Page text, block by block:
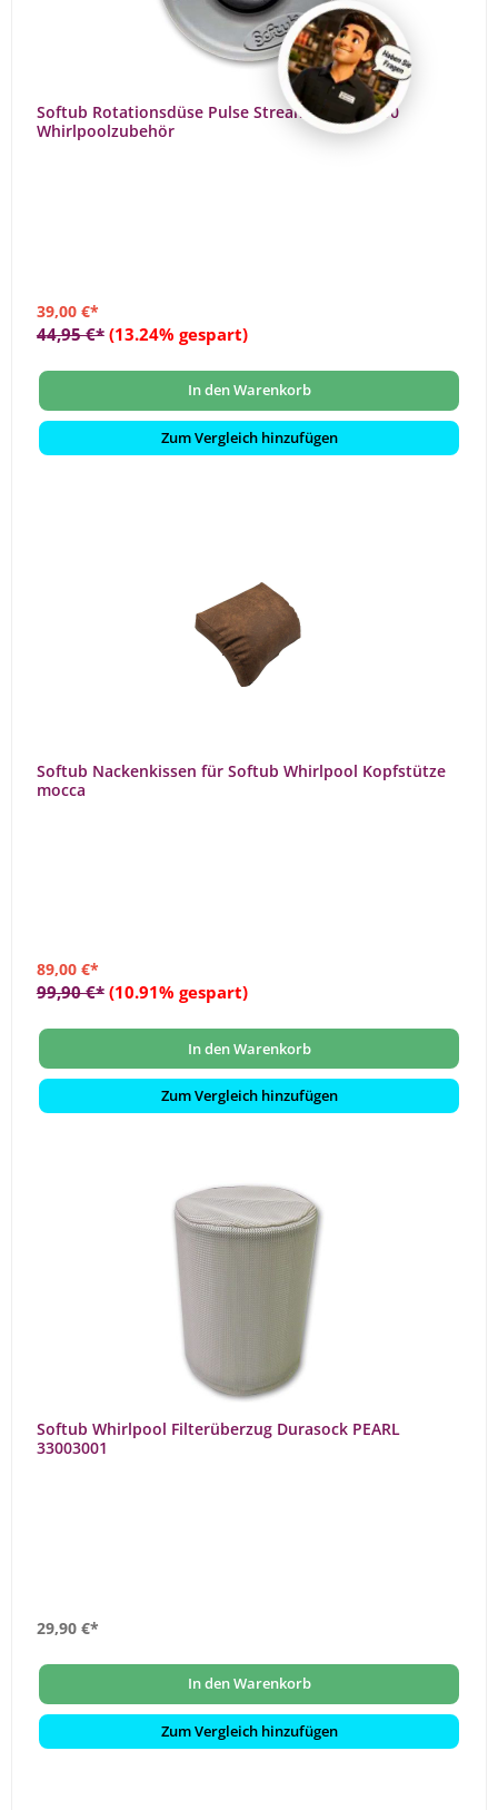
Softub Rotationsdüse Pulse Stream Jet 3302800
Whirlpoolzubehör
39,00 €*
44,95 €* (13.24% gespart)
In den Warenkorb
Zum Vergleich hinzufügen
Softub Nackenkissen für Softub Whirlpool Kopfstütze
mocca
89,00 €*
99,90 €* (10.91% gespart)
In den Warenkorb
Zum Vergleich hinzufügen
Softub Whirlpool Filterüberzug Durasock PEARL
33003001
29,90 €*
In den Warenkorb
Zum Vergleich hinzufügen